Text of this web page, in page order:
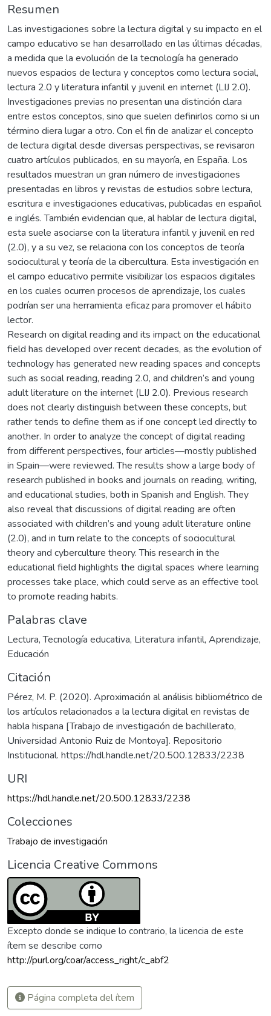
Resumen
Las investigaciones sobre la lectura digital y su impacto en el
campo educativo se han desarrollado en las últimas décadas,
a medida que la evolución de la tecnología ha generado
nuevos espacios de lectura y conceptos como lectura social,
lectura 2.0 y literatura infantil y juvenil en internet (LIJ 2.0).
Investigaciones previas no presentan una distinción clara
entre estos conceptos, sino que suelen definirlos como si un
término diera lugar a otro. Con el fin de analizar el concepto
de lectura digital desde diversas perspectivas, se revisaron
cuatro artículos publicados, en su mayoría, en España. Los
resultados muestran un gran número de investigaciones
presentadas en libros y revistas de estudios sobre lectura,
escritura e investigaciones educativas, publicadas en español
e inglés. También evidencian que, al hablar de lectura digital,
esta suele asociarse con la literatura infantil y juvenil en red
(2.0), y a su vez, se relaciona con los conceptos de teoría
sociocultural y teoría de la cibercultura. Esta investigación en
el campo educativo permite visibilizar los espacios digitales
en los cuales ocurren procesos de aprendizaje, los cuales
podrían ser una herramienta eficaz para promover el hábito
lector.
Research on digital reading and its impact on the educational
field has developed over recent decades, as the evolution of
technology has generated new reading spaces and concepts
such as social reading, reading 2.0, and children’s and young
adult literature on the internet (LIJ 2.0). Previous research
does not clearly distinguish between these concepts, but
rather tends to define them as if one concept led directly to
another. In order to analyze the concept of digital reading
from different perspectives, four articles—mostly published
in Spain—were reviewed. The results show a large body of
research published in books and journals on reading, writing,
and educational studies, both in Spanish and English. They
also reveal that discussions of digital reading are often
associated with children’s and young adult literature online
(2.0), and in turn relate to the concepts of sociocultural
theory and cyberculture theory. This research in the
educational field highlights the digital spaces where learning
processes take place, which could serve as an effective tool
to promote reading habits.
Palabras clave
Lectura,Tecnología educativa, Literatura infantil, Aprendizaje,
Educación
Citación
Pérez, M. P. (2020). Aproximación al análisis bibliométrico de
los artículos relacionados a la lectura digital en revistas de
habla hispana [Trabajo de investigación de bachillerato,
Universidad Antonio Ruiz de Montoya]. Repositorio
Institucional. https://hdl.handle.net/20.500.12833/2238
URI
https://hdl.handle.net/20.500.12833/2238
Colecciones
Trabajo de investigación
Licencia Creative Commons
Excepto donde se indique lo contrario, la licencia de este
ítem se describe como
http://purl.org/coar/access_right/c_abf2
Página completa del ítem